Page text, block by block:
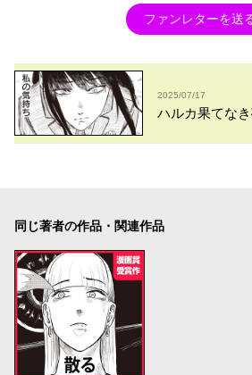
ファンレターを送
2025/07/17
ハルカ果てな
同じ著者の作品・関連作品